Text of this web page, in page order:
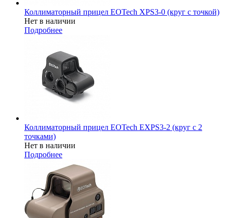
Коллиматорный прицел EOTech XPS3-0 (круг с точкой)
Нет в наличии
Подробнее
Коллиматорный прицел EOTech EXPS3-2 (круг с 2
точками)
Нет в наличии
Подробнее